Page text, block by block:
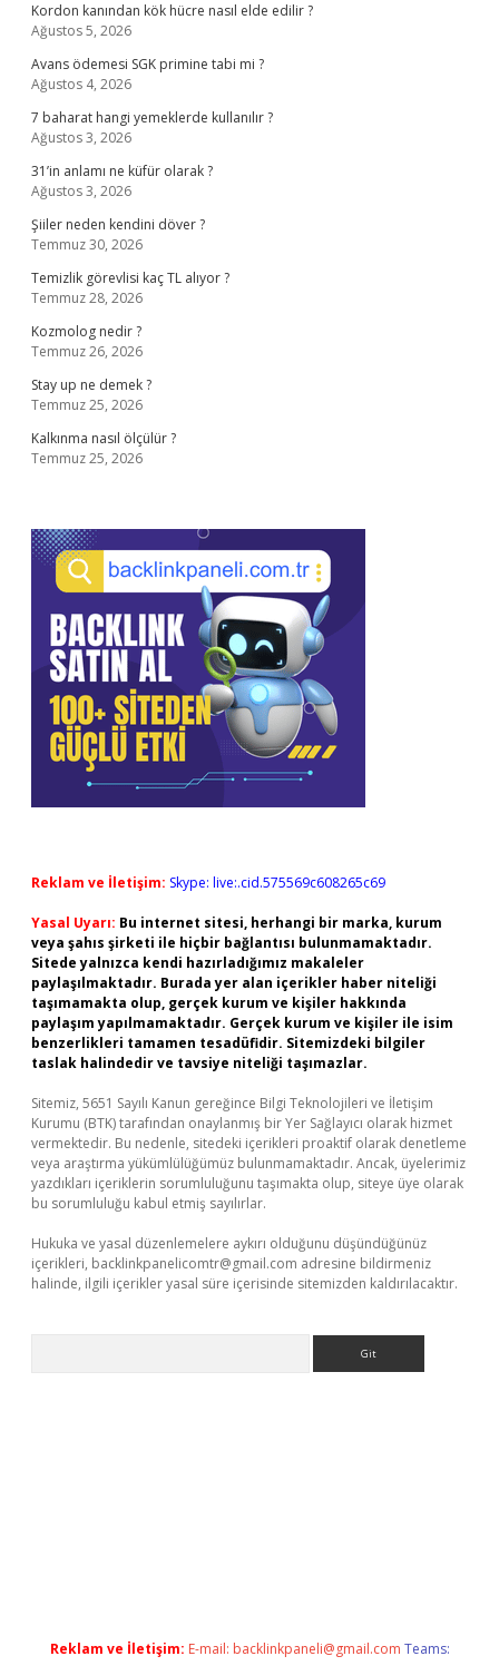
Kordon kanından kök hücre nasıl elde edilir ?
Ağustos 5, 2026
Avans ödemesi SGK primine tabi mi ?
Ağustos 4, 2026
7 baharat hangi yemeklerde kullanılır ?
Ağustos 3, 2026
31’in anlamı ne küfür olarak ?
Ağustos 3, 2026
Şiiler neden kendini döver ?
Temmuz 30, 2026
Temizlik görevlisi kaç TL alıyor ?
Temmuz 28, 2026
Kozmolog nedir ?
Temmuz 26, 2026
Stay up ne demek ?
Temmuz 25, 2026
Kalkınma nasıl ölçülür ?
Temmuz 25, 2026
Reklam ve İletişim: Skype: live:.cid.575569c608265c69
Yasal Uyarı: Bu internet sitesi, herhangi bir marka, kurum
veya şahıs şirketi ile hiçbir bağlantısı bulunmamaktadır.
Sitede yalnızca kendi hazırladığımız makaleler
paylaşılmaktadır. Burada yer alan içerikler haber niteliği
taşımamakta olup, gerçek kurum ve kişiler hakkında
paylaşım yapılmamaktadır. Gerçek kurum ve kişiler ile isim
benzerlikleri tamamen tesadüfidir. Sitemizdeki bilgiler
taslak halindedir ve tavsiye niteliği taşımazlar.
Sitemiz, 5651 Sayılı Kanun gereğince Bilgi Teknolojileri ve İletişim
Kurumu (BTK) tarafından onaylanmış bir Yer Sağlayıcı olarak hizmet
vermektedir. Bu nedenle, sitedeki içerikleri proaktif olarak denetleme
veya araştırma yükümlülüğümüz bulunmamaktadır. Ancak, üyelerimiz
yazdıkları içeriklerin sorumluluğunu taşımakta olup, siteye üye olarak
bu sorumluluğu kabul etmiş sayılırlar.
Hukuka ve yasal düzenlemelere aykırı olduğunu düşündüğünüz
içerikleri, backlinkpanelicomtr@gmail.com adresine bildirmeniz
halinde, ilgili içerikler yasal süre içerisinde sitemizden kaldırılacaktır.
Reklam ve İletişim: E-mail: backlinkpaneli@gmail.com Teams: